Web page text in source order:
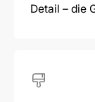
Detail – die